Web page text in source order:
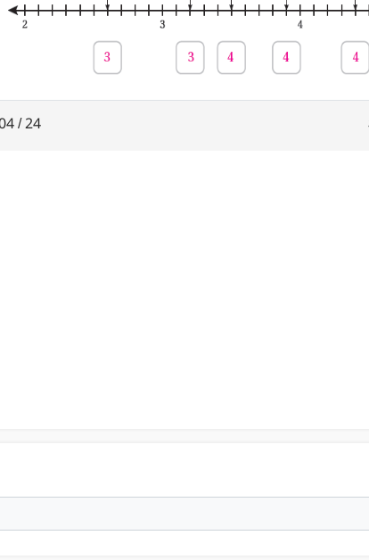
24 / 04 / 2021